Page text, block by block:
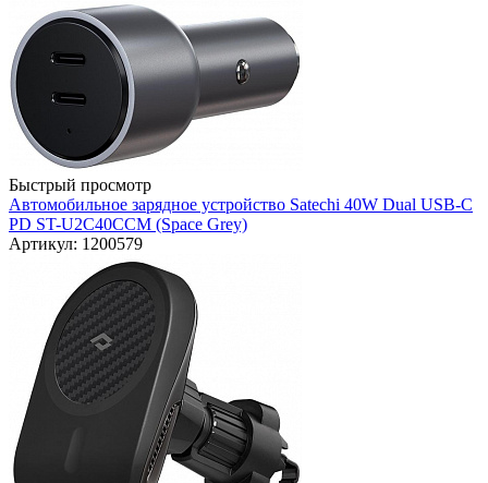
Быстрый просмотр
Автомобильное зарядное устройство Satechi 40W Dual USB-C
PD ST-U2C40CCM (Space Grey)
Артикул: 1200579